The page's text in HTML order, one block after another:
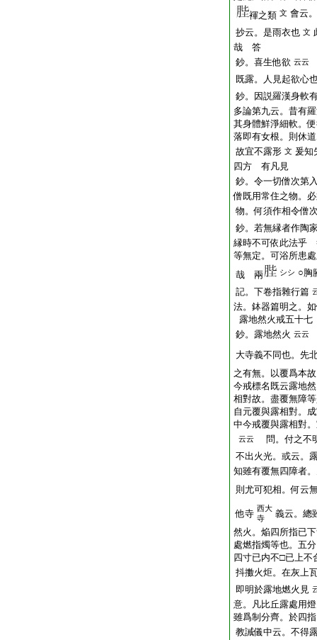
褌之類 文 會云
抄云。是雨衣也 文
哉 答
鈔。 喜生他欲 云云
既露。人見起欲心
鈔。因説羅漢身軟
多論第九云。昔有
其身體鮮淨細軟。
落即有女根。則休
故宜不露形 文 爰知
四方 有凡見
鈔。令一切僧次第
僧既用常住之物。
物。何須作相令僧
鈔。若無縁者作陶
縁時不可依此法乎
等無定。可浴所患
哉 兩
シシ ○胸
記。下卷指雜行篇
法。鉢器篇明之。
露地然火戒五十七
鈔。露地然火 云云
大寺義不同也。先
之有無。以覆爲本
今戒標名既云露地
相對故。盡覆無障
自元覆與露相對。
中今戒覆與露相對
云云
問。付之不
不出火光。或云。
知雖有覆無四障者
則尤可犯相。何云
他寺 西大
寺
義云。總
然火。焔四所指已
處燃指燭等也。五
四寸已内不□已上不
抖擻火炬。在灰上
即明於露地燃火見
意。凡比丘露處用
雖爲制分齊。於四
教誡儀中云。不得